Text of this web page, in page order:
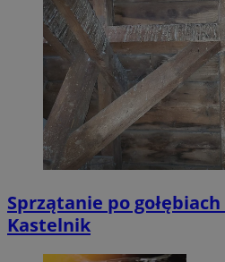
Sprzątanie po
Kastelnik